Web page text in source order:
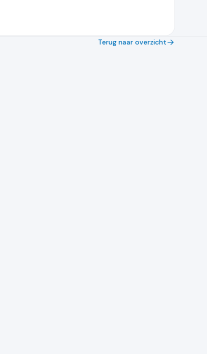
Terug naar overzicht